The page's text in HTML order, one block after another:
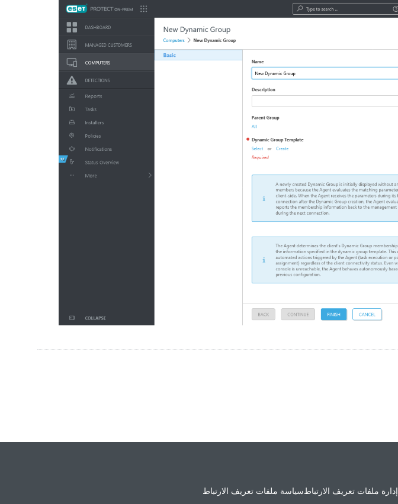
إدارة ملفات تعريف الارتباطسياسة ملفات تعريف الارتباط